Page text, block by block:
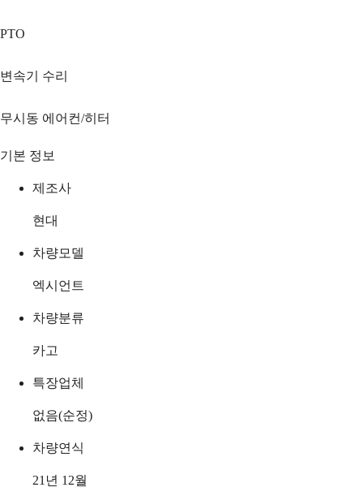
PTO
변속기 수리
무시동 에어컨/히터
기본 정보
제조사
현대
차량모델
엑시언트
차량분류
카고
특장업체
없음(순정)
차량연식
21년 12월